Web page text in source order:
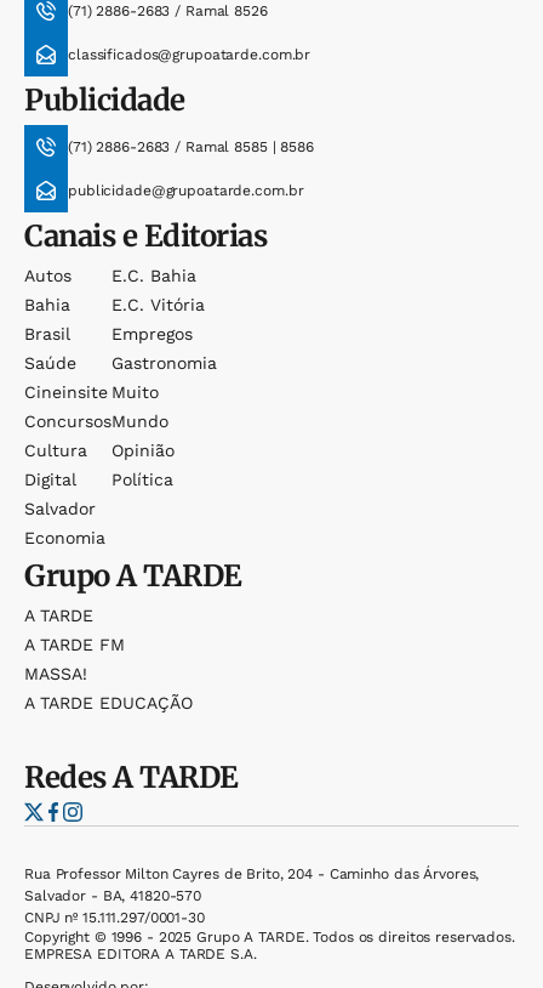
(71) 2886-2683 / Ramal 8526
classificados@grupoatarde.com.br
Publicidade
(71) 2886-2683 / Ramal 8585 | 8586
publicidade@grupoatarde.com.br
Canais e Editorias
Autos
Bahia
Brasil
Saúde
Cineinsite
Concursos
Cultura
Digital
Salvador
Economia
E.c. Bahia
E.c. Vitória
Empregos
Gastronomia
Muito
Mundo
Opinião
Política
GrupoA TARDE
A TARDE
A TARDE FM
MASSA!
A TARDE EDUCAÇÃO
RedesA TARDE
Rua Professor Milton Cayres de Brito, 204 - Caminho das Árvores,
Salvador - BA, 41820-570
CNPJ nº 15.111.297/0001-30
Copyright © 1996 - 2025 Grupo A TARDE. Todos os direitos reservados.
EMPRESA EDITORA A TARDE S.A.